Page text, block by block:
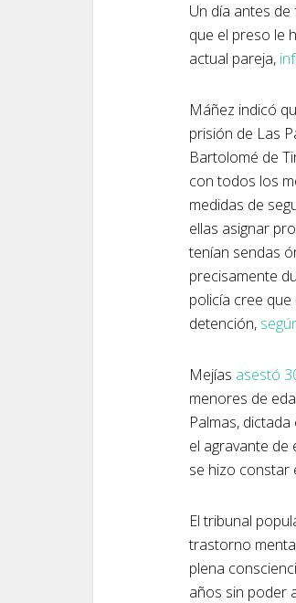
Un día antes
que el preso le
actual pareja,
Máñez indicó
prisión de Las
Bartolomé de
con todos los
medidas de
ellas asignar
tenían sendas
precisamente
policía cree
detención,
Mejías asestó
menores de
Palmas,
el agravante
se hizo constar
El tribunal
trastorno
plena
años sin poder